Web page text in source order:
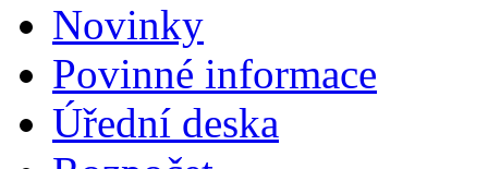
Novinky
Povinné informace
Úřední deska